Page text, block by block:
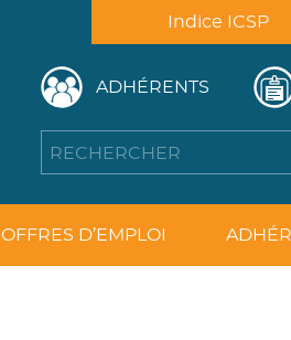
ADHÉRENTS
Indice ICSP
OFFRES D’EMPLOI